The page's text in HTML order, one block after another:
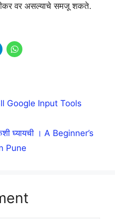
स्पीकर वर असल्याचे समजू शकते.
Google Input Tools
घ्यायची । A Beginner’s
Pune